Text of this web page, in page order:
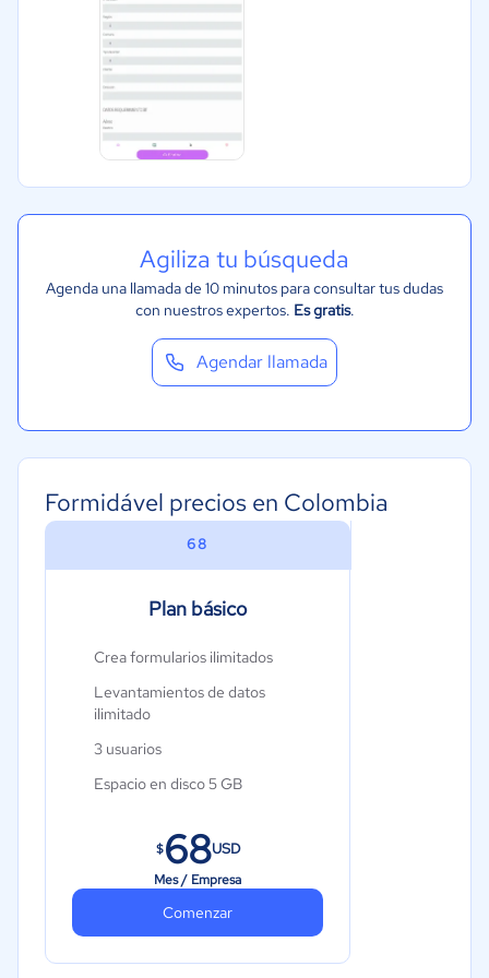
Salud
Manufactura
ONG
Gobierno
Transporte y logística
Comercio Electrónico
Metales y Minería
Turismo
Agiliza tu búsqueda
Agenda una llamada de 10 minutos para consultar tus dudas
con nuestros expertos. Es gratis.
Agendar llamada
Formidável precios en Colombia
68
Plan básico
Crea formularios ilimitados
Levantamientos de datos
ilimitado
3 usuarios
Espacio en disco 5 GB
Informes en 1 click
Descarga de información en Excel
Métricas de datos levantados
Creación de órdenes de trabajo
$68USD
Mes / Empresa
Comenzar